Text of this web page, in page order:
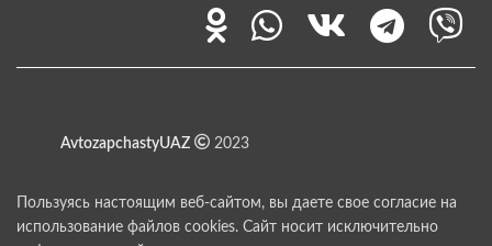
AvtozapchastyUAZ 2023
Пользуясь настоящим веб-сайтом, вы даете свое согласие на
использование файлов cookies. Сайт носит исключительно